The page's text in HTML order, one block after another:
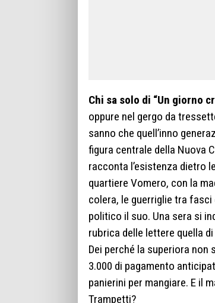
Chi sa solo di “Un giorno
oppure nel gergo da
sanno che quell’inno
figura centrale della Nuova
racconta l’esistenza dietro
quartiere Vomero, con la
colera, le guerriglie tra
politico il suo. Una sera si
rubrica delle lettere quella
Dei perché la superiora non
3.000 di pagamento
panierini per mangiare. E il
Trampetti?